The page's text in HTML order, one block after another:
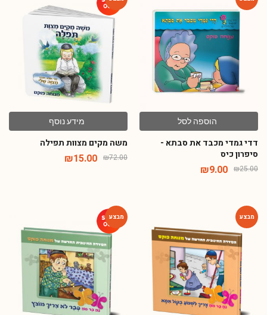
הוספה לסל
דדי גמדי מכבד את סבתא -
סיפרון כיס
₪25.00
₪9.00
מידע נוסף
משה מקים מצוות תפילה
₪72.00
₪15.00
הרשמה